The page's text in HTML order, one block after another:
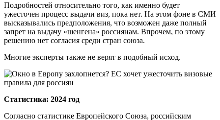
Подробностей относительно того, как именно будет
ужесточен процесс выдачи виз, пока нет. На этом фоне в СМИ
высказывались предположения, что возможен даже полный
запрет на выдачу «шенгена» россиянам. Впрочем, по этому
решению нет согласия среди стран союза.
Многие эксперты также не верят в подобный исход.
Статистика: 2024 год
Согласно статистике Европейского Союза, российским